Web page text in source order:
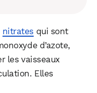
nitrates qui sont
d’azote,
les vaisseaux
Elles